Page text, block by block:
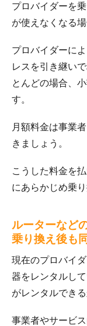
プロバイダーを
が使えなくなる
プロバイダーに
レスを引き継い
とんどの場合、
す。
月額料金は事業
きましょう。
こうした料金を
にあらかじめ乗
ルーターなど
乗り換え後も
現在のプロバイ
器をレンタルし
がレンタルでき
事業者やサービ